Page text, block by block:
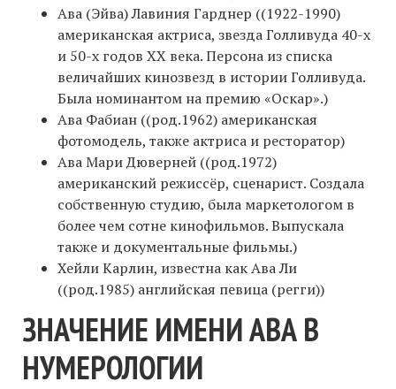
Ава (Эйва) Лавиния Гарднер ((1922-1990)
американская актриса, звезда Голливуда 40-х
и 50-х годов ХХ века. Персона из списка
величайших кинозвезд в истории Голливуда.
Была номинантом на премию «Оскар».)
Ава Фабиан ((род.1962) американская
фотомодель, также актриса и ресторатор)
Ава Мари Дюверней ((род.1972)
американский режиссёр, сценарист. Создала
собственную студию, была маркетологом в
более чем сотне кинофильмов. Выпускала
также и документальные фильмы.)
Хейли Карлин, известна как Ава Ли
((род.1985) английская певица (регги))
ЗНАЧЕНИЕ ИМЕНИ АВА В
НУМЕРОЛОГИИ